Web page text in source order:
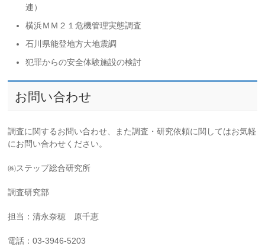
連）
横浜ＭＭ２１危機管理実態調査
石川県能登地方大地震調
犯罪からの安全体験施設の検討
お問い合わせ
調査に関するお問い合わせ、また調査・研究依頼に関してはお気軽
にお問い合わせください。
㈱ステップ総合研究所
調査研究部
担当：清永奈穂 原千恵
電話：03-3946-5203